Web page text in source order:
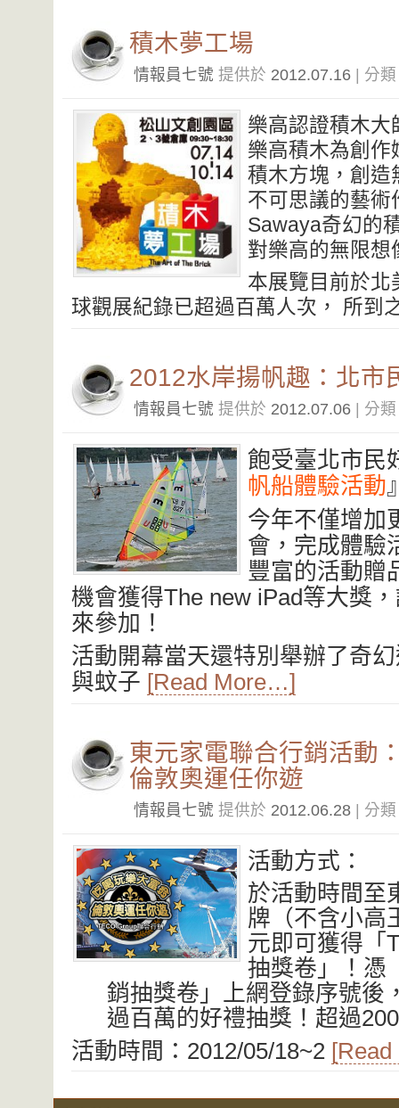
積木夢工場
情報員七號 提供於 2012.07.16 | 分
樂高認證積木
樂高積木為創作
積木方塊，創造
不可思議的藝術
Sawaya奇幻的
對樂高的無限想
本展覽目前於北
球觀展紀錄已超過百萬人次， 所到
2012水岸揚帆趣：北市
情報員七號 提供於 2012.07.06 | 分
飽受臺北市民
帆船體驗活動
今年不僅增加
會，完成體驗
豐富的活動贈
機會獲得The new iPad等大獎
來參加！
活動開幕當天還特別舉辦了奇
與蚊子 [Read More…]
東元家電聯合行銷活動
倫敦奧運任你遊
情報員七號 提供於 2012.06.28 | 分
活動方式：
於活動時間至
牌（不含小高
元即可獲得「
抽獎卷」！憑
銷抽獎卷」上網登錄序號後
過百萬的好禮抽獎！超過
活動時間：2012/05/18~2